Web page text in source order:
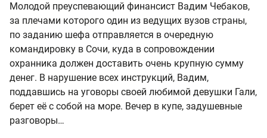
Молодой преуспевающий финансист Вадим Чебаков,
за плечами которого один из ведущих вузов страны,
по заданию шефа отправляется в очередную
командировку в Сочи, куда в сопровождении
охранника должен доставить очень крупную сумму
денег. В нарушение всех инструкций, Вадим,
поддавшись на уговоры своей любимой девушки Гали,
берет её с собой на море. Вечер в купе, задушевные
разговоры…